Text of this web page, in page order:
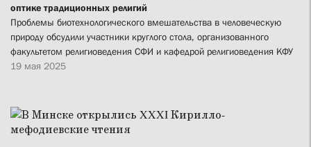
оптике традиционных религий
Проблемы биотехнологического вмешательства в человеческую
природу обсудили участники круглого стола, организованного
факультетом религиоведения СФИ и кафедрой религиоведения КФУ
19 мая 2025